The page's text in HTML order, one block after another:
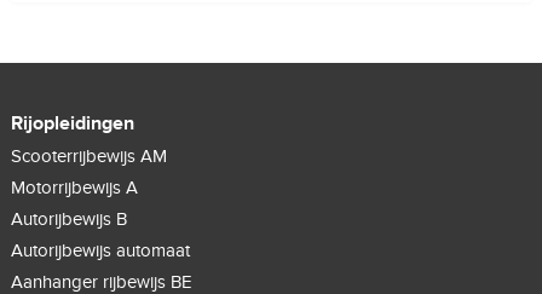
Rijopleidingen
Scooterrijbewijs AM
Motorrijbewijs A
Autorijbewijs B
Autorijbewijs automaat
Aanhanger rijbewijs BE